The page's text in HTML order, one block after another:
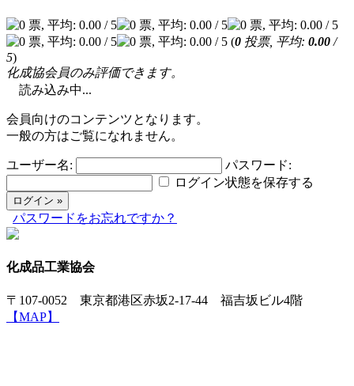
(0 投票, 平均: 0.00 /
5)
化成協会員のみ評価できます。
読み込み中...
会員向けのコンテンツとなります。
一般の方はご覧になれません。
ユーザー名:
パスワード:
ログイン状態を保存する
パスワードをお忘れですか？
化成品工業協会
〒107-0052 東京都港区赤坂2-17-44 福吉坂ビル4階
【MAP】